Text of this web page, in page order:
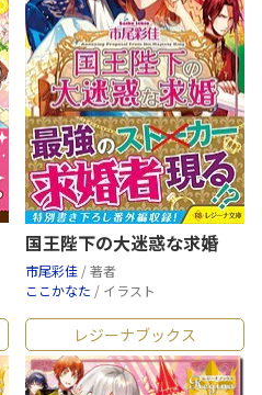
国王陛下の大迷惑な求婚
市尾彩佳 / 著者
ここかなた / イラスト
レジーナブックス